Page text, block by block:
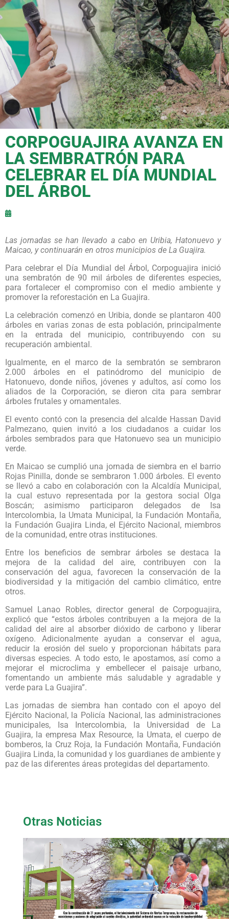
CORPOGUAJIRA AVANZA EN
LA SEMBRATRÓN PARA
CELEBRAR EL DÍA MUNDIAL
DEL ÁRBOL
Las jornadas se han llevado a cabo en Uribia, Hatonuevo y
Maicao, y continuarán en otros municipios de La Guajira.
Para celebrar el Día Mundial del Árbol, Corpoguajira inició
una sembratón de 90 mil árboles de diferentes especies,
para fortalecer el compromiso con el medio ambiente y
promover la reforestación en La Guajira.
La celebración comenzó en Uribia, donde se plantaron 400
árboles en varias zonas de esta población, principalmente
en la entrada del municipio, contribuyendo con su
recuperación ambiental.
Igualmente, en el marco de la sembratón se sembraron
2.000 árboles en el patinódromo del municipio de
Hatonuevo, donde niños, jóvenes y adultos, así como los
aliados de la Corporación, se dieron cita para sembrar
árboles frutales y ornamentales.
El evento contó con la presencia del alcalde Hassan David
Palmezano, quien invitó a los ciudadanos a cuidar los
árboles sembrados para que Hatonuevo sea un municipio
verde.
En Maicao se cumplió una jornada de siembra en el barrio
Rojas Pinilla, donde se sembraron 1.000 árboles. El evento
se llevó a cabo en colaboración con la Alcaldía Municipal,
la cual estuvo representada por la gestora social Olga
Boscán; asimismo participaron delegados de Isa
Intercolombia, la Umata Municipal, la Fundación Montaña,
la Fundación Guajira Linda, el Ejército Nacional, miembros
de la comunidad, entre otras instituciones.
Entre los beneficios de sembrar árboles se destaca la
mejora de la calidad del aire, contribuyen con la
conservación del agua, favorecen la conservación de la
biodiversidad y la mitigación del cambio climático, entre
otros.
Samuel Lanao Robles, director general de Corpoguajira,
explicó que “estos árboles contribuyen a la mejora de la
calidad del aire al absorber dióxido de carbono y liberar
oxígeno. Adicionalmente ayudan a conservar el agua,
reducir la erosión del suelo y proporcionan hábitats para
diversas especies. A todo esto, le apostamos, así como a
mejorar el microclima y embellecer el paisaje urbano,
fomentando un ambiente más saludable y agradable y
verde para La Guajira”.
Las jornadas de siembra han contado con el apoyo del
Ejército Nacional, la Policía Nacional, las administraciones
municipales, Isa Intercolombia, la Universidad de La
Guajira, la empresa Max Resource, la Umata, el cuerpo de
bomberos, la Cruz Roja, la Fundación Montaña, Fundación
Guajira Linda, la comunidad y los guardianes de ambiente y
paz de las diferentes áreas protegidas del departamento.
Otras Noticias